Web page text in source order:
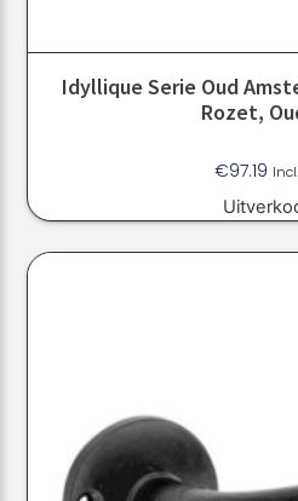
Idyllique Serie Oud
Rozet,
€97.19